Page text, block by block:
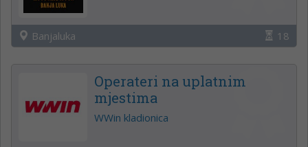
Banjaluka 18
Operateri na uplatnim
mjestima
WWin kladionica